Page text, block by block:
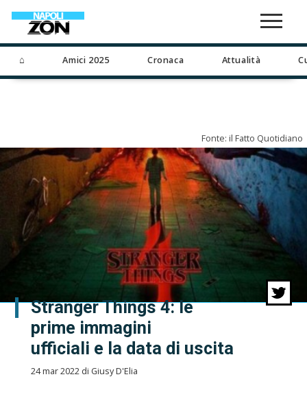
⌂ Amici 2025 Cronaca Attualità
Fonte: il Fatto Quotidiano
Stranger Things 4: le
prime immagini
ufficiali e la data di uscita
24 mar 2022 di Giusy D'Elia